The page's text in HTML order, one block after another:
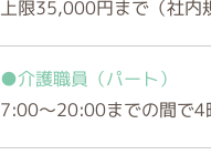
上限35,000円まで（社内
●介護職員（パート）
7:00～20:00までの間で